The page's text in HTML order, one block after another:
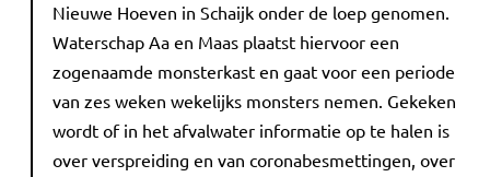
Nieuwe Hoeven in Schaijk onder de loep genomen.
Waterschap Aa en Maas plaatst hiervoor een
zogenaamde monsterkast en gaat voor een periode
van zes weken wekelijks monsters nemen. Gekeken
wordt of in het afvalwater informatie op te halen is
over verspreiding en van coronabesmettingen, over